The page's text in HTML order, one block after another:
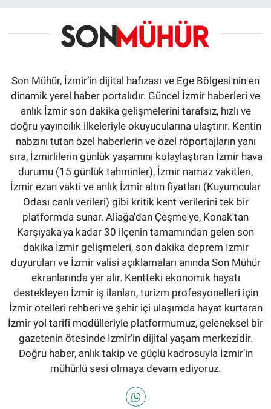
Son Mühür, İzmir’in dijital hafızası ve Ege Bölgesi'nin en
dinamik yerel haber portalıdır. Güncel İzmir haberleri ve
anlık İzmir son dakika gelişmelerini tarafsız, hızlı ve
doğru yayıncılık ilkeleriyle okuyucularına ulaştırır. Kentin
nabzını tutan özel haberlerin ve özel röportajların yanı
sıra, İzmirlilerin günlük yaşamını kolaylaştıran İzmir hava
durumu (15 günlük tahminler), İzmir namaz vakitleri,
İzmir ezan vakti ve anlık İzmir altın fiyatları (Kuyumcular
Odası canlı verileri) gibi kritik kent verilerini tek bir
platformda sunar. Aliağa'dan Çeşme'ye, Konak'tan
Karşıyaka'ya kadar 30 ilçenin tamamından gelen son
dakika İzmir gelişmeleri, son dakika deprem İzmir
duyuruları ve İzmir valisi açıklamaları anında Son Mühür
ekranlarında yer alır. Kentteki ekonomik hayatı
destekleyen İzmir iş ilanları, turizm profesyonelleri için
İzmir otelleri rehberi ve şehir içi ulaşımda hayat kurtaran
İzmir yol tarifi modülleriyle platformumuz, geleneksel bir
gazetenin ötesinde İzmir'in dijital yaşam merkezidir.
Doğru haber, anlık takip ve güçlü kadrosuyla İzmir’in
mühürlü sesi olmaya devam ediyoruz.